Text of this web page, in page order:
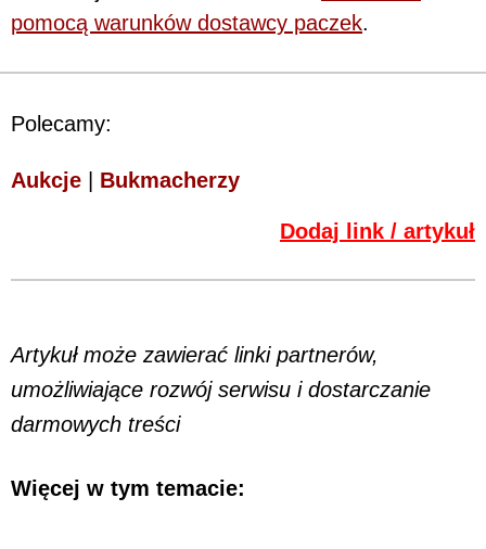
pomocą warunków dostawcy paczek.
Polecamy:
Aukcje Bukmacherzy
Dodaj link / artykuł
Artykuł może zawierać linki partnerów,
umożliwiające rozwój serwisu i dostarczanie
darmowych treści
Więcej w tym temacie: